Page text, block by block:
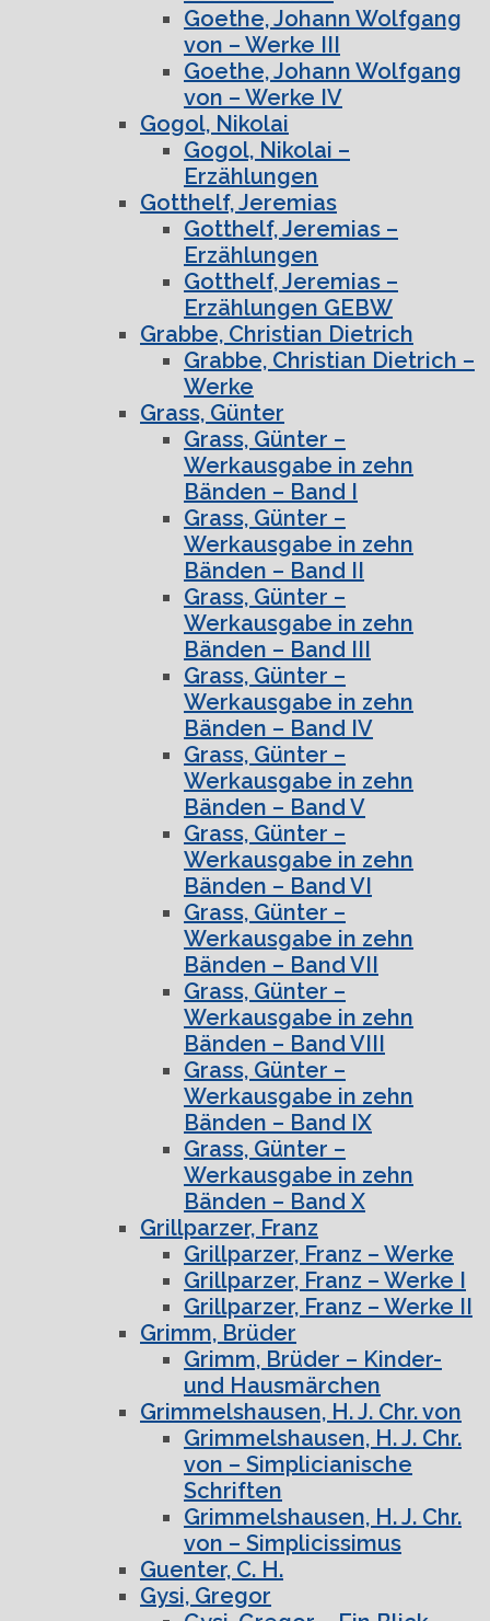
Goethe, Johann Wolfgang
von – Werke III
Goethe, Johann Wolfgang
von – Werke IV
Gogol, Nikolai
Gogol, Nikolai –
Erzählungen
Gotthelf, Jeremias
Gotthelf, Jeremias –
Erzählungen
Gotthelf, Jeremias –
Erzählungen GEBW
Grabbe, Christian Dietrich
Grabbe, Christian Dietrich –
Werke
Grass, Günter
Grass, Günter –
Werkausgabe in zehn
Bänden – Band I
Grass, Günter –
Werkausgabe in zehn
Bänden – Band II
Grass, Günter –
Werkausgabe in zehn
Bänden – Band III
Grass, Günter –
Werkausgabe in zehn
Bänden – Band IV
Grass, Günter –
Werkausgabe in zehn
Bänden – Band V
Grass, Günter –
Werkausgabe in zehn
Bänden – Band VI
Grass, Günter –
Werkausgabe in zehn
Bänden – Band VII
Grass, Günter –
Werkausgabe in zehn
Bänden – Band VIII
Grass, Günter –
Werkausgabe in zehn
Bänden – Band IX
Grass, Günter –
Werkausgabe in zehn
Bänden – Band X
Grillparzer, Franz
Grillparzer, Franz – Werke
Grillparzer, Franz – Werke I
Grillparzer, Franz – Werke II
Grimm, Brüder
Grimm, Brüder – Kinder-
und Hausmärchen
Grimmelshausen, H. J. Chr. von
Grimmelshausen, H. J. Chr.
von – Simplicianische
Schriften
Grimmelshausen, H. J. Chr.
von – Simplicissimus
Guenter, C. H.
Gysi, Gregor